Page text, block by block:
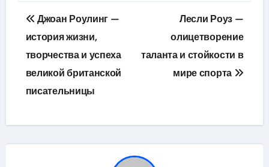
Навигация
по
записям
Джоан Роулинг —
история жизни,
творчества и успеха
великой британской
писательницы
Лесли Роуз —
олицетворение
таланта и стойкости в
мире спорта